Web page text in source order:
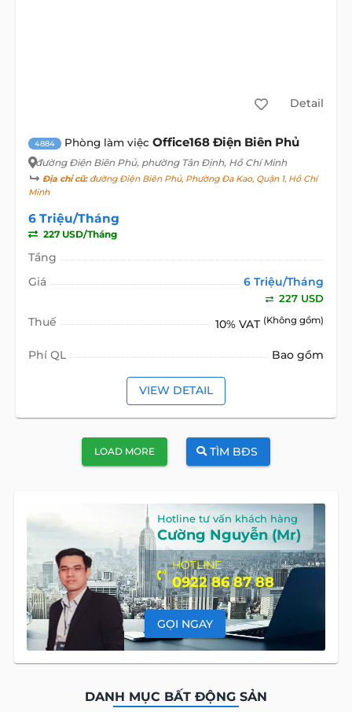
Detail
4884 Phòng làm việc Office168 Điện Biên Phủ
đường Điện Biên Phủ, phường Tân Định, Hồ Chí Minh
Địa chỉ cũ:đường Điện Biên Phủ, Phường Đa Kao, Quận 1, Hồ Chí
Minh
6 Triệu/Tháng
227 USD/Tháng
Tầng
Giá
6 Triệu/Tháng
227 USD
Thuế 10% VAT (Không gồm)
Phí QL Bao gồm
VIEW DETAIL
LOAD MORE TÌM BĐS
Hotline tư vấn khách hàng
Cường Nguyễn (Mr)
HOTLINE
0922 86 87 88
GỌI NGAY
DANH MỤC BẤT ĐỘNG SẢN